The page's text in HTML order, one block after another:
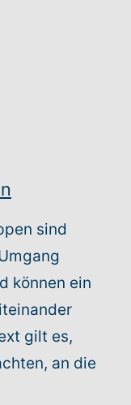
sind
können ein
gilt es,
an die